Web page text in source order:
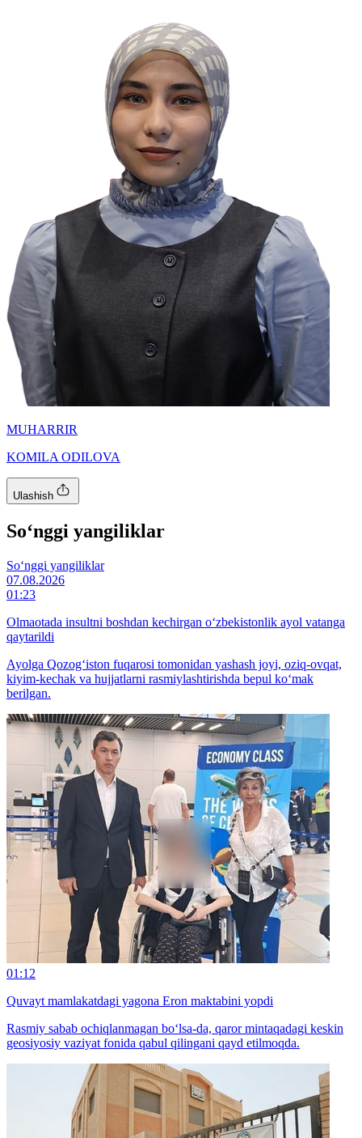
MUHARRIR
KOMILA ODILOVA
Ulashish
So‘nggi yangiliklar
So‘nggi yangiliklar
07.08.2026
01:23
Olmaotada insultni boshdan kechirgan o‘zbekistonlik ayol vatanga
qaytarildi
Ayolga Qozog‘iston fuqarosi tomonidan yashash joyi, oziq-ovqat,
kiyim-kechak va hujjatlarni rasmiylashtirishda bepul ko‘mak
berilgan.
01:12
Quvayt mamlakatdagi yagona Eron maktabini yopdi
Rasmiy sabab ochiqlanmagan bo‘lsa-da, qaror mintaqadagi keskin
geosiyosiy vaziyat fonida qabul qilingani qayd etilmoqda.